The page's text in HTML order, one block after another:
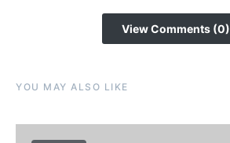
View Comments (0)
YOU MAY ALSO LIKE